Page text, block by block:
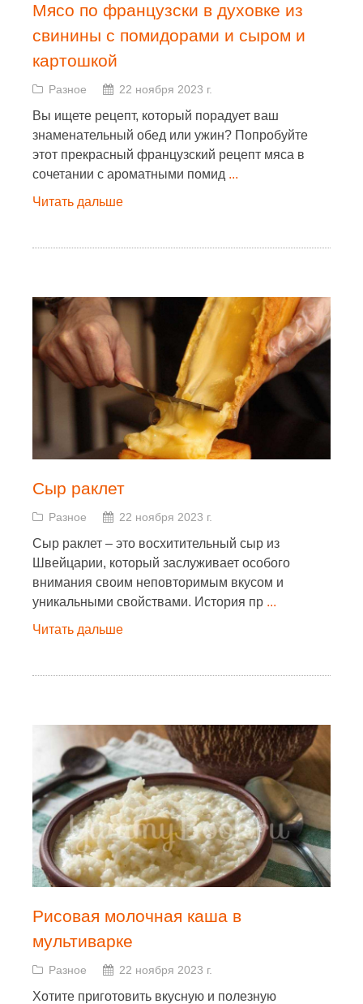
Мясо по французски в духовке из
свинины с помидорами и сыром и
картошкой
Разное 22 ноября 2023 г.
Вы ищете рецепт, который порадует ваш
знаменательный обед или ужин? Попробуйте
этот прекрасный французский рецепт мяса в
сочетании с ароматными помид ...
Читать дальше
Сыр раклет
Разное 22 ноября 2023 г.
Сыр раклет – это восхитительный сыр из
Швейцарии, который заслуживает особого
внимания своим неповторимым вкусом и
уникальными свойствами. История пр ...
Читать дальше
Рисовая молочная каша в
мультиварке
Разное 22 ноября 2023 г.
Хотите приготовить вкусную и полезную